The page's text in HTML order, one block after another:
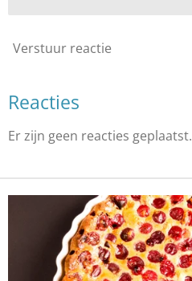
Verstuur reactie
Reacties
Er zijn geen reacties geplaatst.